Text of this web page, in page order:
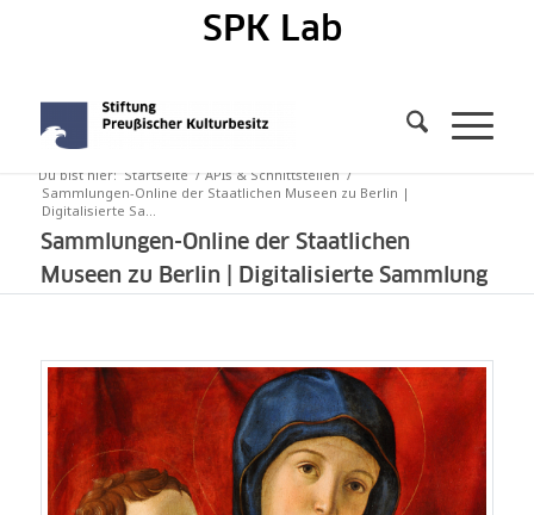
SPK Lab
Sammlungen-Online der Staatlichen
Museen zu Berlin | Digitalisierte Sammlung
Du bist hier: Startseite / APIs & Schnittstellen /
Sammlungen-Online der Staatlichen Museen zu Berlin |
Digitalisierte Sa...